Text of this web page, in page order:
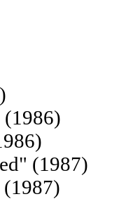
(1987)